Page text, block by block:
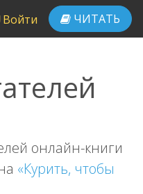
Войти ЧИТАТЬ
онлайн-книги
«Курить, чтобы